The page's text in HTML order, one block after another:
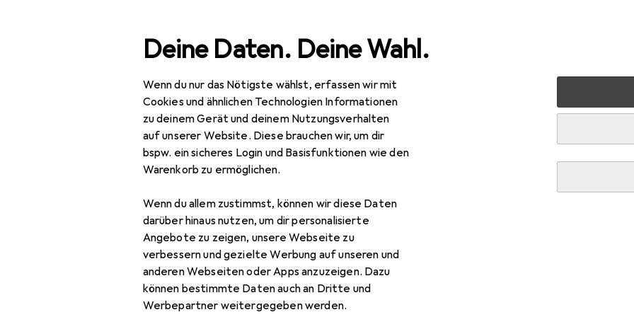
Deine Daten. Deine Wahl.
Wenn du nur das Nötigste wählst, erfassen wir mit
Cookies und ähnlichen Technologien Informationen
zu deinem Gerät und deinem Nutzungsverhalten
auf unserer Website. Diese brauchen wir, um dir
bspw. ein sicheres Login und Basisfunktionen wie den
Warenkorb zu ermöglichen.
Wenn du allem zustimmst, können wir diese Daten
darüber hinaus nutzen, um dir personalisierte
Angebote zu zeigen, unsere Webseite zu
verbessern und gezielte Werbung auf unseren und
anderen Webseiten oder Apps anzuzeigen. Dazu
können bestimmte Daten auch an Dritte und
Werbepartner weitergegeben werden.
Navigation nach Kategorien
Gesamtsortiment Baumarkt + Garten Sicherheit Arbeitssicherheit Zubehör